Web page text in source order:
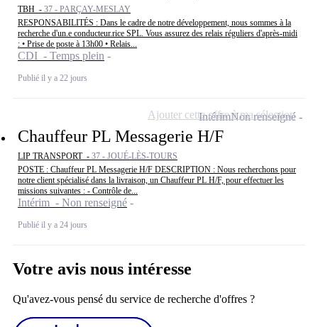
TBH - 37 - PARÇAY-MESLAY
RESPONSABILITÉS : Dans le cadre de notre développement, nous sommes à la
recherche d'un.e conducteur.rice SPL. Vous assurez des relais réguliers d'après-midi
: • Prise de poste à 13h00 • Relais...
CDI - Temps plein
Publié il y a 22 jours
Chauffeur PL Messagerie H/F
LIP TRANSPORT - 37 - JOUÉ-LÈS-TOURS
POSTE : Chauffeur PL Messagerie H/F DESCRIPTION : Nous recherchons pour
notre client spécialisé dans la livraison, un Chauffeur PL H/F, pour effectuer les
missions suivantes : - Contrôle de...
Intérim - Non renseigné
Publié il y a 24 jours
IntérimNon renseigné
Ajouter cette offre à ma sélection
Votre avis nous intéresse
Qu'avez-vous pensé du service de recherche d'offres ?